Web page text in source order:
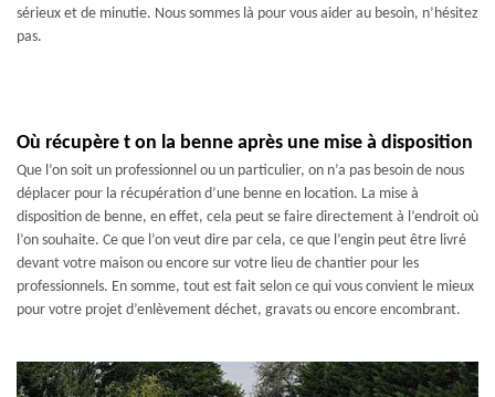
sérieux et de minutie. Nous sommes là pour vous aider au besoin, n’hésitez
pas.
Où récupère t on la benne après une mise à disposition
Que l’on soit un professionnel ou un particulier, on n’a pas besoin de nous
déplacer pour la récupération d’une benne en location. La mise à
disposition de benne, en effet, cela peut se faire directement à l’endroit où
l’on souhaite. Ce que l’on veut dire par cela, ce que l’engin peut être livré
devant votre maison ou encore sur votre lieu de chantier pour les
professionnels. En somme, tout est fait selon ce qui vous convient le mieux
pour votre projet d’enlèvement déchet, gravats ou encore encombrant.